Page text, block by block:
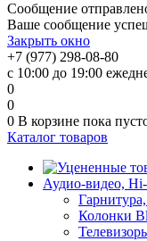
Сообщение
Ваше сообщение
Закрыть окно
+7 (977) 298-08-80
с 10:00 до 19:00
0
0
0 В корзине пока
Каталог товаров
Аудио-видео,
Колонки